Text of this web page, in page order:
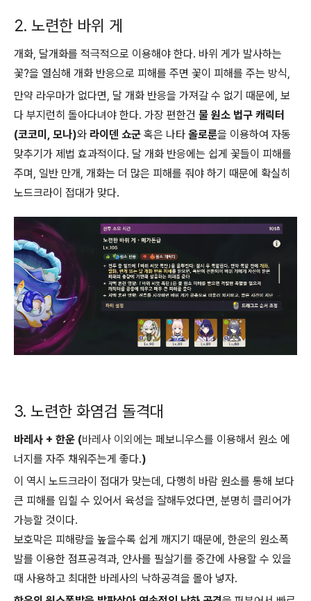
2. 노련한 바위 게
개화, 달개화를 적극적으로 이용해야 한다. 바위 게가 발사하는
꽃?을 열심해 개화 반응으로 피해를 주면 꽃이 피해를 주는 방식,
만약 라우마가 없다면, 달 개화 반응을 가져갈 수 없기 때문에, 보
다 부지런히 돌아다녀야 한다. 가장 편한건 물 원소 법구 캐릭터
(코코미, 모나)와 라이덴 쇼군 혹은 나타 올로룬을 이용하여 자동
맞추기가 제법 효과적이다. 달 개화 반응에는 쉽게 꽃들이 피해를
주며, 일반 만개, 개화는 더 많은 피해를 줘야 하기 때문에 확실히
노드크라이 접대가 맞다.
3. 노련한 화염검 돌격대
바레사 + 한운 (바레사 이외에는 페보니우스를 이용해서 원소 에
너지를 자주 채워주는게 좋다.)
이 역시 노드크라이 접대가 맞는데, 다행히 바람 원소를 통해 보다
큰 피해를 입힐 수 있어서 육성을 잘해두었다면, 분명히 클리어가
가능할 것이다.
보호막은 피해량을 높을수록 쉽게 깨지기 때문에, 한운의 원소폭
발를 이용한 점프공격과, 얀사를 필살기를 중간에 사용할 수 있을
때 사용하고 최대한 바레사의 낙하공격을 몰아 넣자.